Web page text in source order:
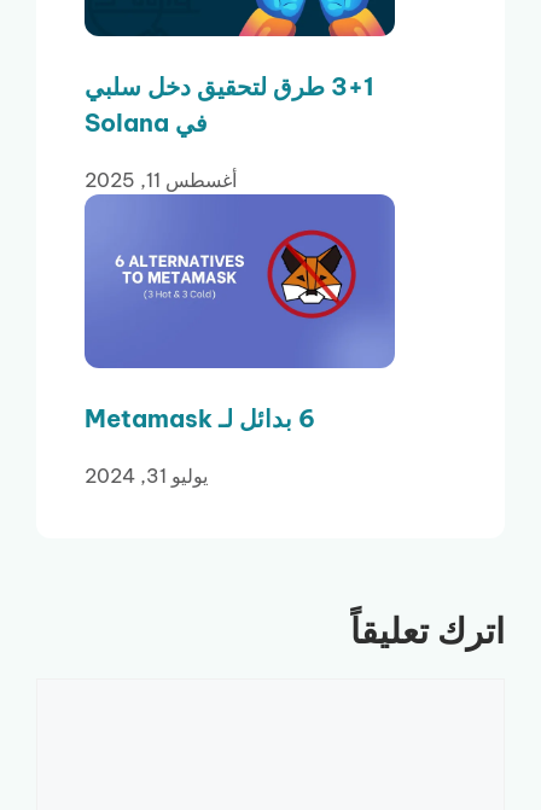
3+1 طرق لتحقيق دخل سلبي
في Solana
أغسطس 11, 2025
6 بدائل لـ Metamask
يوليو 31, 2024
اترك تعليقاً